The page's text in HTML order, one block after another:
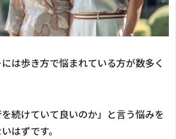
は歩き方で悩まれている方が数多く
を続けていて良いのか」と言う悩みを
はずです。